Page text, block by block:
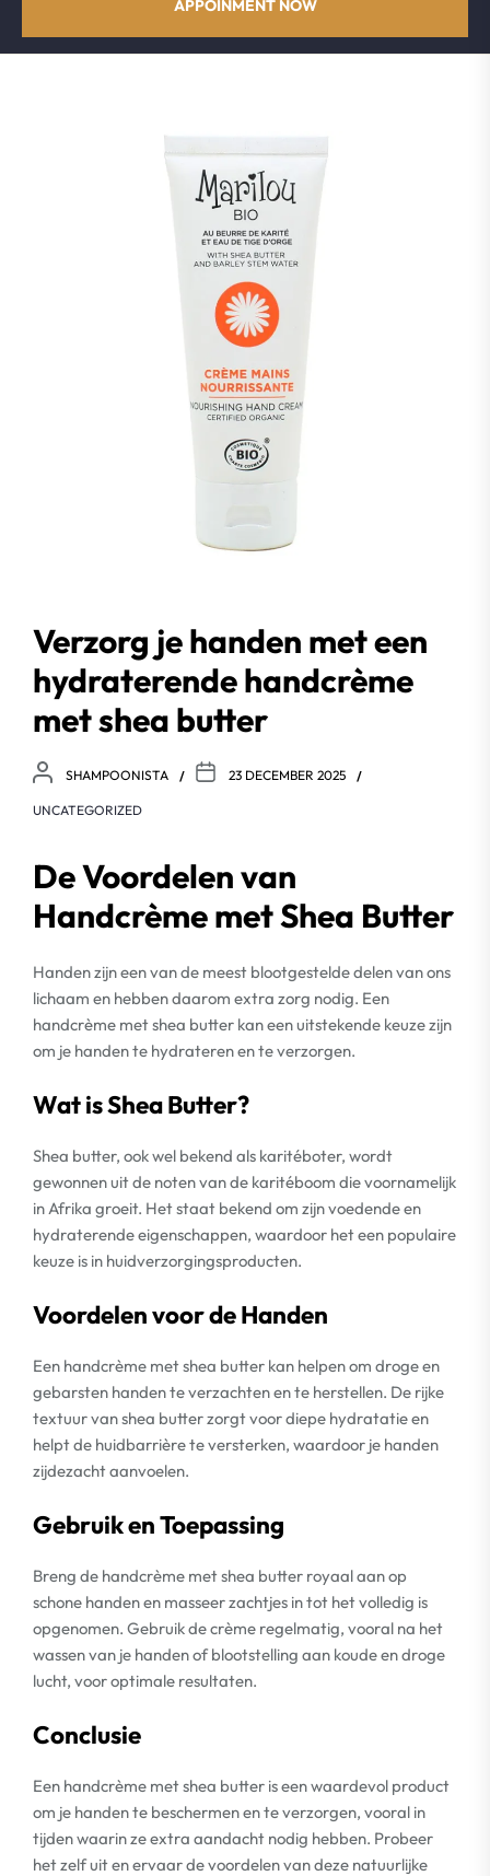
APPOINMENT NOW
Verzorg je handen met een
hydraterende handcrème
met shea butter
SHAMPOONISTA 23 DECEMBER 2025
UNCATEGORIZED
De Voordelen van
Handcrème met Shea Butter
Handen zijn een van de meest blootgestelde delen van ons
lichaam en hebben daarom extra zorg nodig. Een
handcrème met shea butter kan een uitstekende keuze zijn
om je handen te hydrateren en te verzorgen.
Wat is Shea Butter?
Shea butter, ook wel bekend als karitéboter, wordt
gewonnen uit de noten van de karitéboom die voornamelijk
in Afrika groeit. Het staat bekend om zijn voedende en
hydraterende eigenschappen, waardoor het een populaire
keuze is in huidverzorgingsproducten.
Voordelen voor de Handen
Een handcrème met shea butter kan helpen om droge en
gebarsten handen te verzachten en te herstellen. De rijke
textuur van shea butter zorgt voor diepe hydratatie en
helpt de huidbarrière te versterken, waardoor je handen
zijdezacht aanvoelen.
Gebruik en Toepassing
Breng de handcrème met shea butter royaal aan op
schone handen en masseer zachtjes in tot het volledig is
opgenomen. Gebruik de crème regelmatig, vooral na het
wassen van je handen of blootstelling aan koude en droge
lucht, voor optimale resultaten.
Conclusie
Een handcrème met shea butter is een waardevol product
om je handen te beschermen en te verzorgen, vooral in
tijden waarin ze extra aandacht nodig hebben. Probeer
het zelf uit en ervaar de voordelen van deze natuurlijke